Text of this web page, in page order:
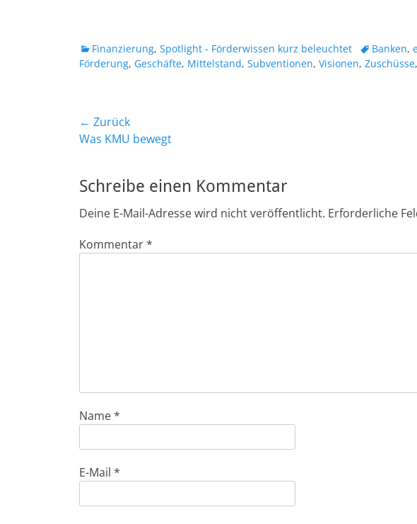
Kategorien
Finanzierung, Spotlight - Förderwissen kurz beleuchtet Schlagworte
Banken,
Förderung, Geschäfte, Mittelstand, Subventionen, Visionen, Zuschüsse,
Beitrags-
Navigation
← Zurück
Vorheriger
Was KMU bewegt
Schreibe einen Kommentar
Deine E-Mail-Adresse wird nicht veröffentlicht. Erforderliche
Kommentar*
Name*
E-Mail *